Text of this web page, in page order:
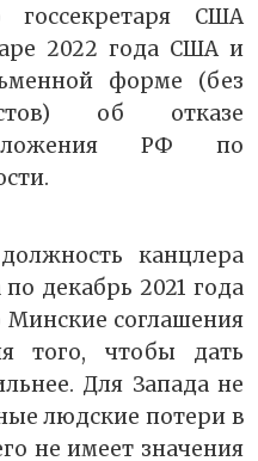
госсекретаря США
2022 года США и
форме (без
об отказе
РФ по
канцлера
декабрь 2021 года
Минские соглашения
того, чтобы дать
Для Запада не
людские потери в
не имеет значения